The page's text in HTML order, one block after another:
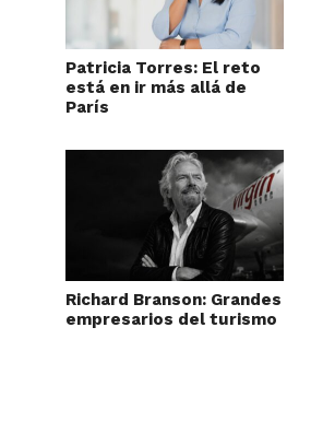
Patricia Torres: El reto
está en ir más allá de
París
Richard Branson: Grandes
empresarios del turismo